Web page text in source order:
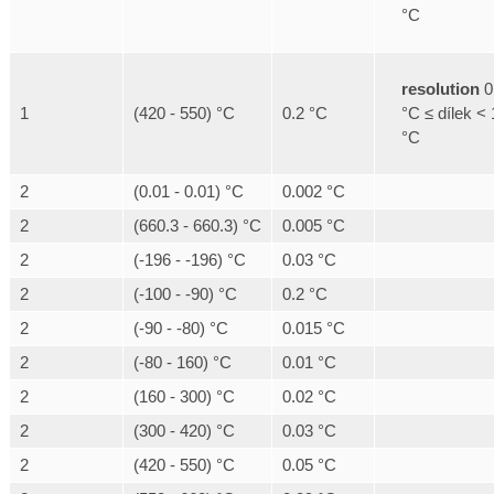
°C
1 (420 - 550) °C 0.2 °C
resolution
°C ≤ dílek <
°C
2 (0.01 - 0.01) °C
0.002 °C
2
(660.3 - 660.3) °C
0.005 °C
2
(-196 - -196) °C
0.03 °C
2
(-100 - -90) °C
0.2 °C
2
(-90 - -80) °C
0.015 °C
2
(-80 - 160) °C
0.01 °C
2
(160 - 300) °C
0.02 °C
2
(300 - 420) °C
0.03 °C
2
(420 - 550) °C
0.05 °C